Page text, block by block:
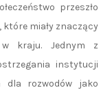
przeszło
miały znaczący
kraju. Jednym z
instytucji
dla rozwodów jako